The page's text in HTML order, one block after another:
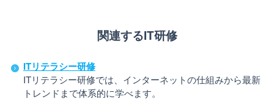
関連するIT研修
ITリテラシー研修
ITリテラシー研修では、インターネットの仕組みから最新
トレンドまで体系的に学べます。